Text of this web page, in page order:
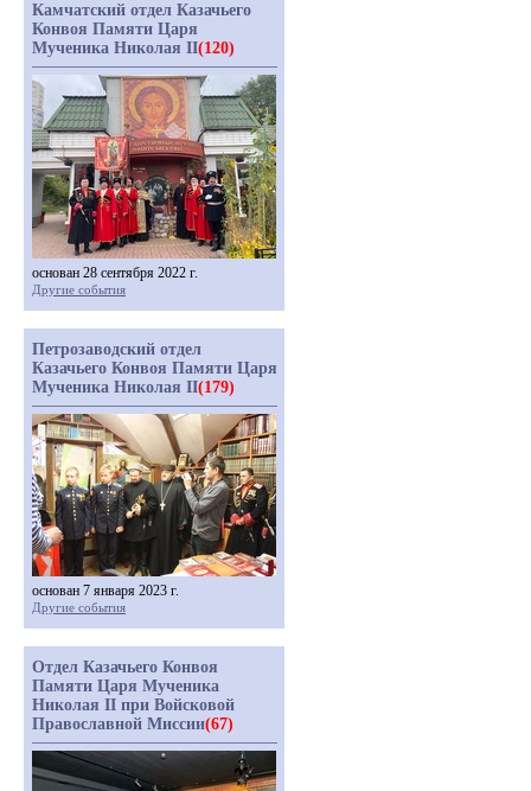
Камчатский отдел Казачьего
Конвоя Памяти Царя
Мученика Николая II(120)
основан 28 сентября 2022 г.
Другие события
Петрозаводский отдел
Казачьего Конвоя Памяти Царя
Мученика Николая II(179)
основан 7 января 2023 г.
Другие события
Отдел Казачьего Конвоя
Памяти Царя Мученика
Николая II при Войсковой
Православной Миссии(67)